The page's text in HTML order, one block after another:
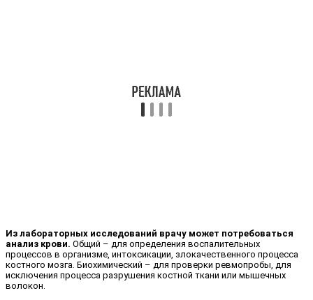
Из лабораторных исследований врачу может потребоваться
анализ крови. Общий – для определения воспалительных
процессов в организме, интоксикации, злокачественного процесса
костного мозга. Биохимический – для проверки ревмопробы, для
исключения процесса разрушения костной ткани или мышечных
волокон.